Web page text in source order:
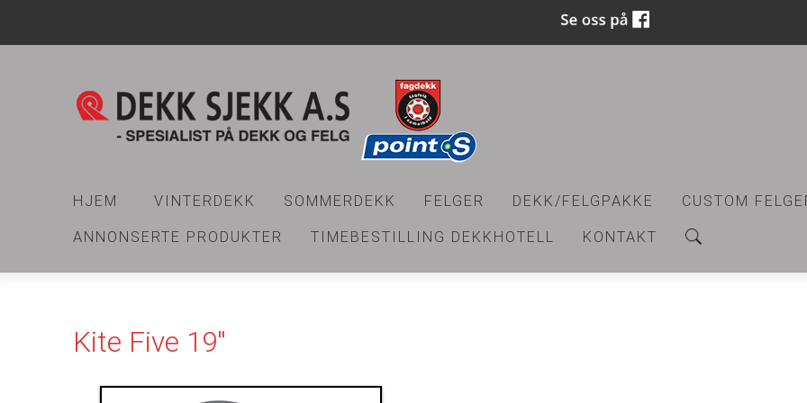
HJEM VINTERDEKK SOMMERDEKK FELGER DEKK/FELGPAKKE CUSTOM
ANNONSERTE PRODUKTER TIMEBESTILLING DEKKHOTELL KONTAKT
Kite Five 19''